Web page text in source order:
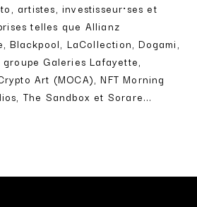
artistes, investisseur⸱ses et
telles que Allianz
Blackpool, LaCollection, Dogami,
Galeries Lafayette,
Art (MOCA), NFT Morning
The Sandbox et Sorare...